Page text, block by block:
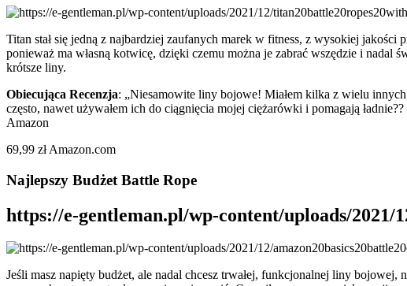
Titan stał się jedną z najbardziej zaufanych marek w fitness, z wysokiej
ponieważ ma własną kotwicę, dzięki czemu można je zabrać wszędzie i nadal
krótsze liny.
Obiecująca Recenzja: „Niesamowite liny bojowe! Miałem kilka z wielu
często, nawet używałem ich do ciągnięcia mojej ciężarówki i pomagają
Amazon
69,99 zł Amazon.com
Najlepszy Budżet Battle Rope
https://e-gentleman.pl/wp-content/uploads/2021/
Jeśli masz napięty budżet, ale nadal chcesz trwałej, funkcjonalnej liny